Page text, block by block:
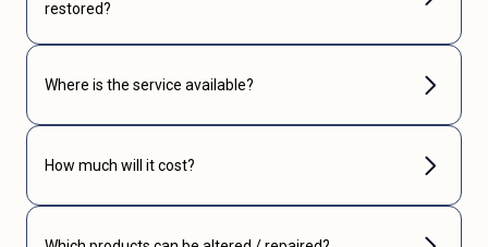
restored?
Where is the service available?
How much will it cost?